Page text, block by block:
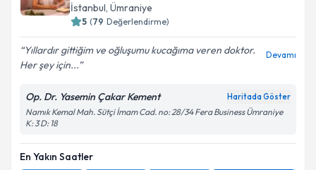
İstanbul, Ümraniye
5 (79 Değerlendirme)
Yıllardır gittiğim ve oğluşumu kucağıma veren doktor.
Her şey için...
Devamı
Op. Dr. Yasemin Çakar Kement Haritada Göster
Namık Kemal Mah. Sütçi İmam Cad. no: 28/34 Fera Business Ümraniye
K: 3 D: 18
En Yakın Saatler